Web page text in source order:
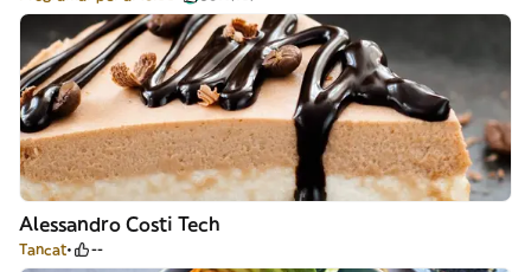
Alessandro Costi Tech
Tancat --